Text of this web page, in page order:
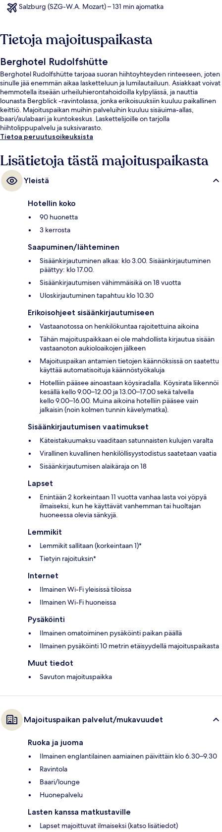
Salzburg (SZG-W.A. Mozart) – 131 min ajomatka
Tietoja majoituspaikasta
Berghotel Rudolfshütte
Berghotel Rudolfshütte tarjoaa suoran hiihtoyhteyden rinteeseen, joten
sinulle jää enemmän aikaa lasketteluun ja lumilautailuun. Asiakkaat voivat
hemmotella itseään urheiluhierontahoidoilla kylpylässä, ja nauttia
lounasta Bergblick -ravintolassa, jonka erikoisuuksiin kuuluu paikallinen
keittiö. Majoituspaikan muihin palveluihin kuuluu sisäuima-allas,
baari/aulabaari ja kuntokeskus. Laskettelijoille on tarjolla
hiihtolippupalvelu ja suksivarasto.
Tietoa peruutusoikeuksista
Lisätietoja tästä majoituspaikasta
Yleistä
Hotellin koko
90 huonetta
3 kerrosta
Saapuminen/lähteminen
Sisäänkirjautuminen alkaa: klo 3.00. Sisäänkirjautuminen
päättyy: klo 17.00.
Sisäänkirjautumisen vähimmäisikä on 18 vuotta
Uloskirjautuminen tapahtuu klo 10.30
Erikoisohjeet sisäänkirjautumiseen
Vastaanotossa on henkilökuntaa rajoitettuina aikoina
Tähän majoituspaikkaan ei ole mahdollista kirjautua sisään
vastaanoton aukioloaikojen jälkeen
Majoituspaikan antamien tietojen käännöksissä on saatettu
käyttää automatisoituja käännöstyökaluja
Hotelliin pääsee ainoastaan köysiradalla. Köysirata liikennöi
kesällä kello 9.00–12.00 ja 13.00–17.00 sekä talvella
kello 9.00–16.00. Muina aikoina hotelliin pääsee vain
jalkaisin (noin kolmen tunnin kävelymatka).
Sisäänkirjautumisen vaatimukset
Käteistakuumaksu vaaditaan satunnaisten kulujen varalta
Virallinen kuvallinen henkilöllisyystodistus saatetaan vaatia
Sisäänkirjautumisen alaikäraja on 18
Lapset
Enintään 2 korkeintaan 11 vuotta vanhaa lasta voi yöpyä
ilmaiseksi, kun he käyttävät vanhemman tai huoltajan
huoneessa olevia sänkyjä.
Lemmikit
Lemmikit sallitaan (korkeintaan 1)*
Tietyin rajoituksin*
Internet
Ilmainen Wi-Fi yleisissä tiloissa
Ilmainen Wi-Fi huoneissa
Pysäköinti
Ilmainen omatoiminen pysäköinti paikan päällä
Ilmainen pysäköinti 10 metrin etäisyydellä majoituspaikasta
Muut tiedot
Savuton majoituspaikka
Majoituspaikan palvelut/mukavuudet
Ruoka ja juoma
Ilmainen englantilainen aamiainen päivittäin klo 6.30–9.30
Ravintola
Baari/lounge
Huonepalvelu
Lasten kanssa matkustaville
Lapset majoittuvat ilmaiseksi (katso lisätiedot)